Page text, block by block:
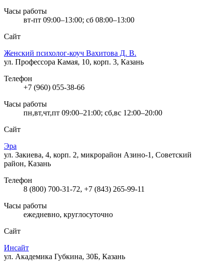
Часы работы
вт-пт 09:00–13:00; сб 08:00–13:00
Сайт
Женский психолог-коуч Вахитова Д. В.
ул. Профессора Камая, 10, корп. 3, Казань
Телефон
+7 (960) 055-38-66
Часы работы
пн,вт,чт,пт 09:00–21:00; сб,вс 12:00–20:00
Сайт
Эра
ул. Закиева, 4, корп. 2, микрорайон Азино-1, Советский
район, Казань
Телефон
8 (800) 700-31-72, +7 (843) 265-99-11
Часы работы
ежедневно, круглосуточно
Сайт
Инсайт
ул. Академика Губкина, 30Б, Казань